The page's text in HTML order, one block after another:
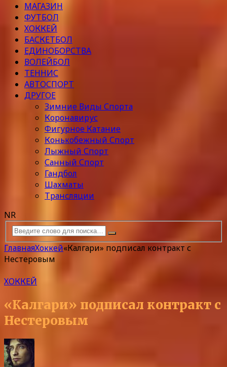
МАГАЗИН
ФУТБОЛ
ХОККЕЙ
БАСКЕТБОЛ
ЕДИНОБОРСТВА
ВОЛЕЙБОЛ
ТЕННИС
АВТОСПОРТ
ДРУГОЕ
Зимние Виды Спорта
Коронавирус
Фигурное Катание
Конькобежный Спорт
Лыжный Спорт
Санный Спорт
Гандбол
Шахматы
Трансляции
NR
ГлавнаяХоккей«Калгари» подписал контракт с
Нестеровым
ХОККЕЙ
«Калгари» подписал контракт с
Нестеровым